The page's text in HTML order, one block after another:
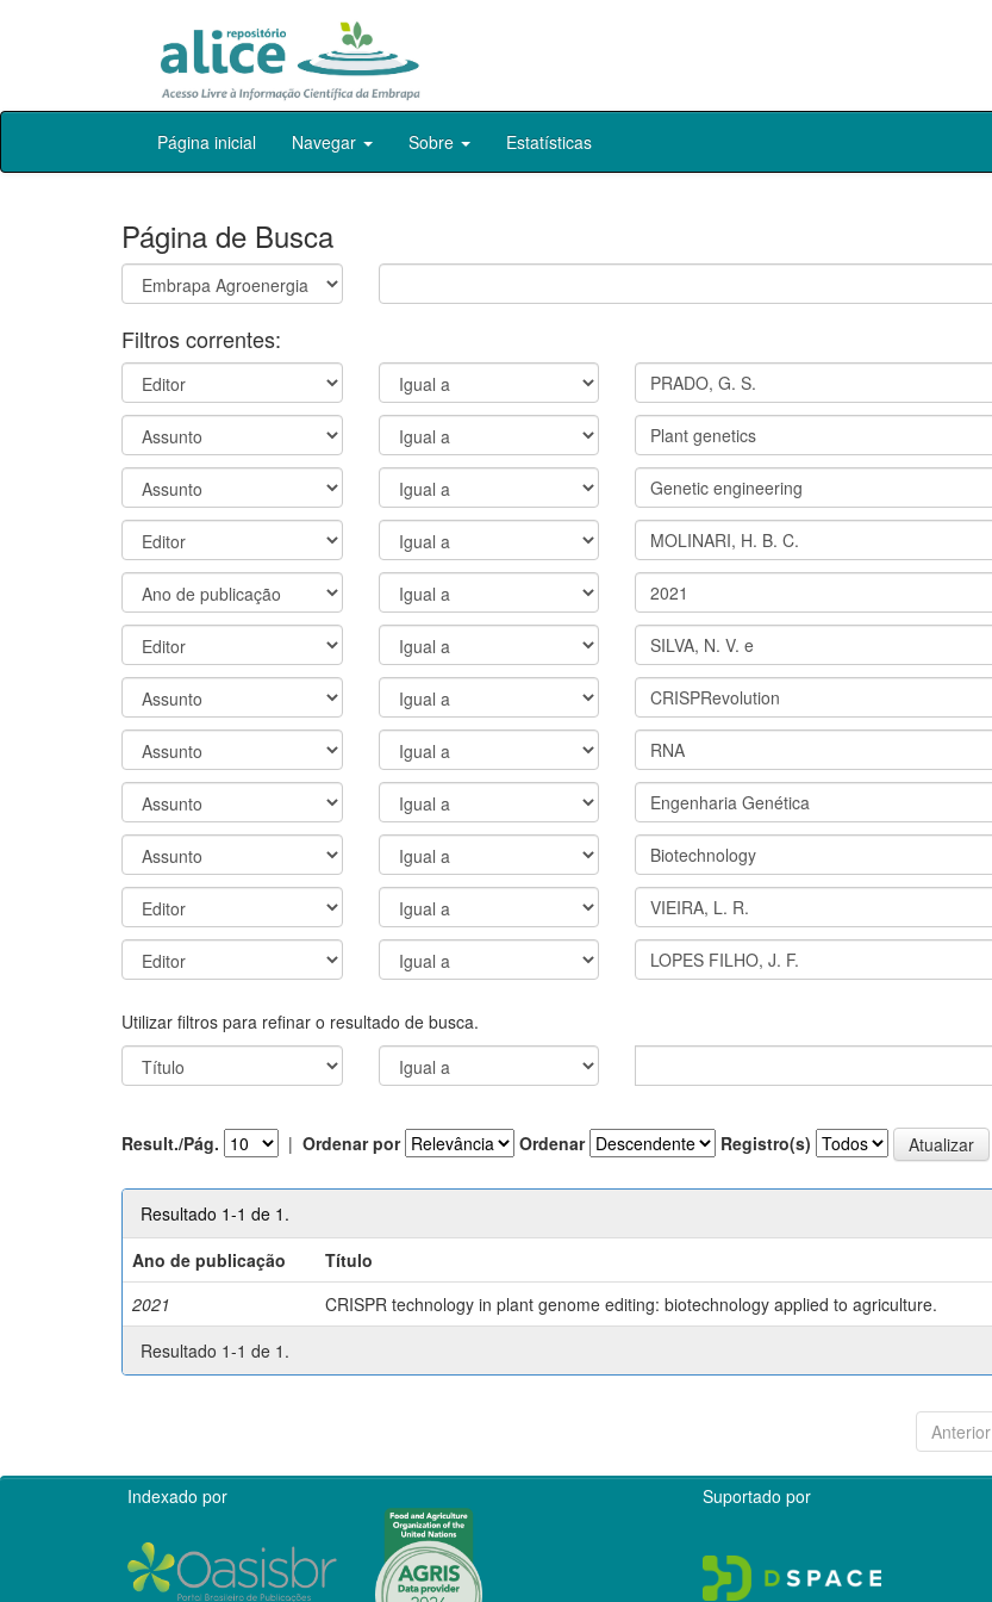
Skip
Página inicial Navegar Sobre Estatísticas
Página de Busca
Filtros correntes:
Utilizar filtros para refinar o resultado de busca.
Result./Pág. | Ordenar por Ordenar Registro(s)
Resultado 1-1 de 1.
Ano de publicação
Título
2021
CRISPR technology in plant genome editing: biotechnology applied to agriculture.
Resultado 1-1 de 1.
Anterior
Indexado por Suportado por